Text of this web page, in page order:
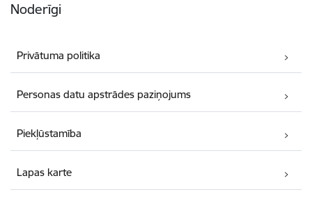
Noderīgi
Privātuma politika
Personas datu apstrādes paziņojums
Piekļūstamība
Lapas karte